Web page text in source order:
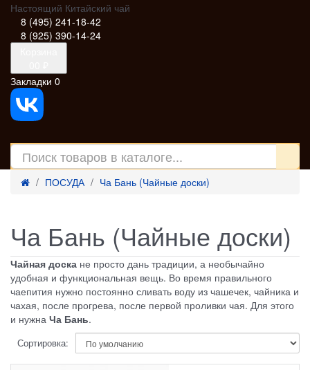
Настоящий Китайский чай
8 (495) 241-18-42
8 (925) 390-14-24
Закладки 0
ПОСУДА Ча Бань (Чайные доски)
Ча Бань (Чайные доски)
Чайная доска не просто дань традиции, а необычайно
удобная и функциональная вещь. Во время правильного
чаепития нужно постоянно сливать воду из чашечек, чайника и
чахая, после прогрева, после первой проливки чая. Для этого
и нужна Ча Бань.
Сортировка: